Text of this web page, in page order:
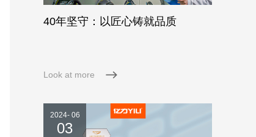
40年坚守：以匠心铸就品质
Look at more
2024- 06
03